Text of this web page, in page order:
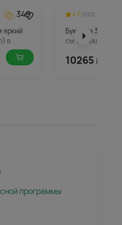
349
яркий
в
4.6 (923)
Букет из 35
см (Эквадор) в
10265 ₽
программы